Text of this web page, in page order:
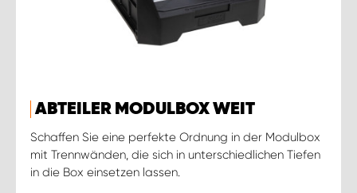
ABTEILER MODULBOX WEIT
Schaffen Sie eine perfekte Ordnung in der Modulbox
mit Trennwänden, die sich in unterschiedlichen Tiefen
in die Box einsetzen lassen.